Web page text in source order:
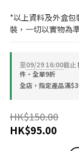
*以上資料及外盒
裝，一切以實物為
至09/29 16:00截止
件・全單9折
全店，指定產品滿
HK$150.00
HK$95.00